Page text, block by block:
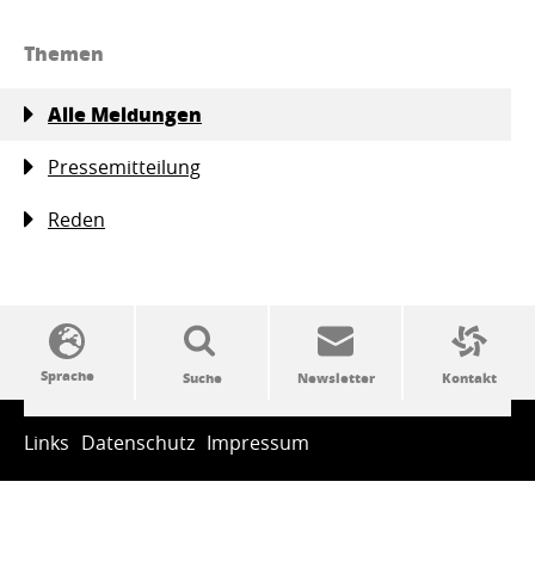
Themen
Alle Meldungen
Pressemitteilung
Reden
SSW-Politik von A bis Z
Links Datenschutz Impressum